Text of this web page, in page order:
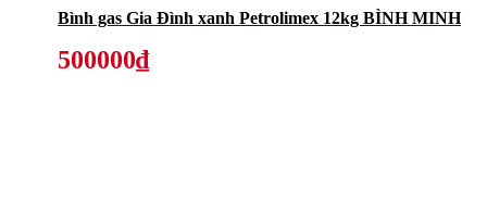
Bình gas Gia Đình xanh Petrolimex 12kg BÌNH MINH
500000₫